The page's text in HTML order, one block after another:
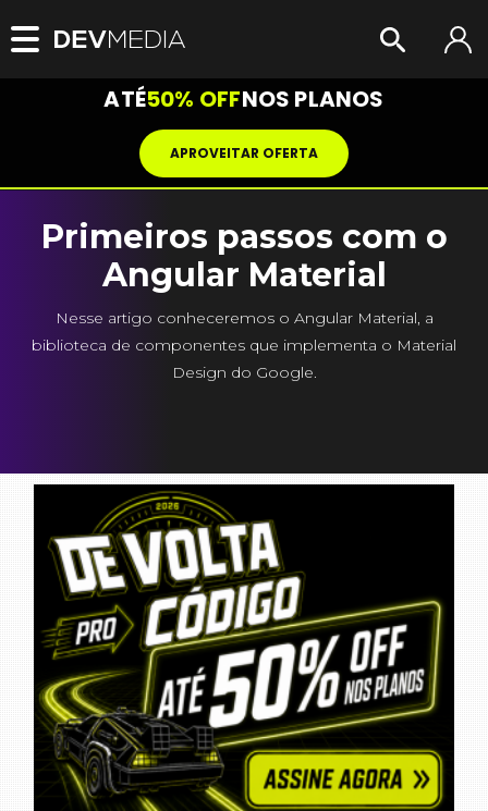
ATÉ50% OFFNOS PLANOS
APROVEITAR OFERTA
Primeiros passos com o
Angular Material
Nesse artigo conheceremos o Angular Material, a
biblioteca de componentes que implementa o Material
Design do Google.